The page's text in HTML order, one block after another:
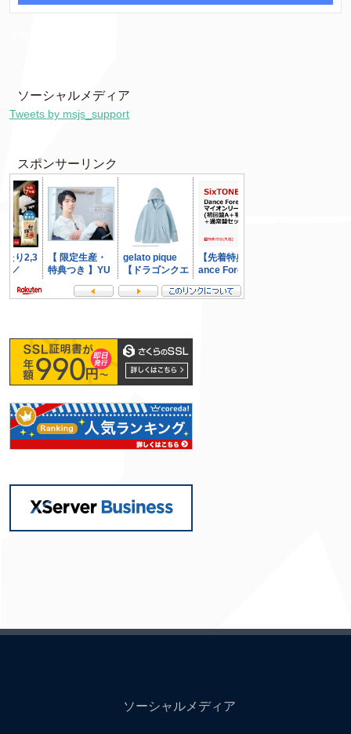
ソーシャルメディア
Tweets by msjs_support
スポンサーリンク
ソーシャルメディア